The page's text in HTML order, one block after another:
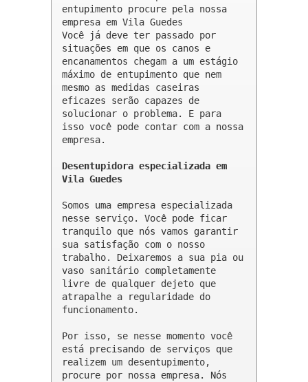
entupimento procure pela nossa
empresa em Vila Guedes
Você já deve ter passado por
situações em que os canos e
encanamentos chegam a um estágio
máximo de entupimento que nem
mesmo as medidas caseiras
eficazes serão capazes de
solucionar o problema. E para
isso você pode contar com a nossa
empresa.
Desentupidora especializada em
Vila Guedes
Somos uma empresa especializada
nesse serviço. Você pode ficar
tranquilo que nós vamos garantir
sua satisfação com o nosso
trabalho. Deixaremos a sua pia ou
vaso sanitário completamente
livre de qualquer dejeto que
atrapalhe a regularidade do
funcionamento.
Por isso, se nesse momento você
está precisando de serviços que
realizem um desentupimento,
procure por nossa empresa. Nós